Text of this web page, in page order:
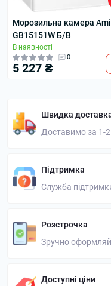
Морозильна камера
GB15151W Б/В
В наявності
0
5 227 ₴
Швидка
Доставимо за 1-
Підтримка
Служба
Розстрочка
Зручно
Доступні ціни